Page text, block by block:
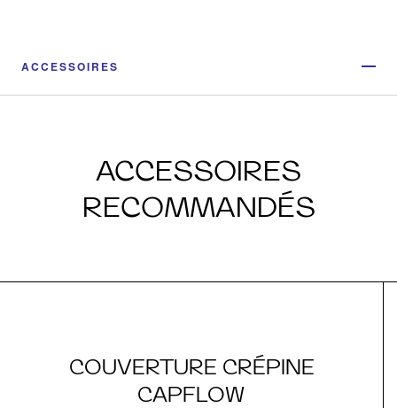
ACCESSOIRES
ACCESSOIRES
RECOMMANDÉS
COUVERTURE CRÉPINE
CAPFLOW